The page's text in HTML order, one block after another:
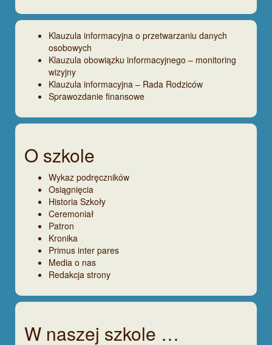
Klauzula informacyjna o przetwarzaniu danych
osobowych
Klauzula obowiązku informacyjnego – monitoring
wizyjny
Klauzula informacyjna – Rada Rodziców
Sprawozdanie finansowe
O szkole
Wykaz podręczników
Osiągnięcia
Historia Szkoły
Ceremoniał
Patron
Kronika
Primus inter pares
Media o nas
Redakcja strony
W naszej szkole …